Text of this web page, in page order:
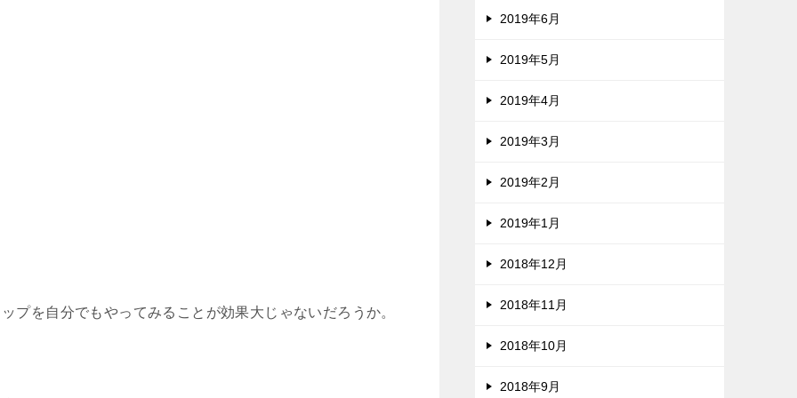
プを自分でもやってみることが効果大じゃないだろうか。
2019年6月
2019年5月
2019年4月
2019年3月
2019年2月
2019年1月
2018年12月
2018年11月
2018年10月
2018年9月